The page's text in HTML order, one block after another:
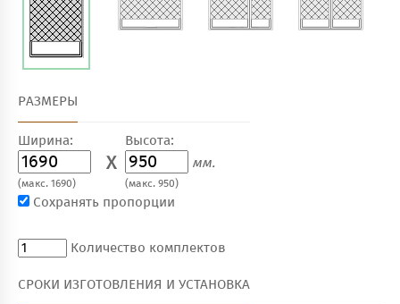
РАЗМЕРЫ
Ширина:
X
(макс. 1690)
Высота:
мм.
(макс. 950)
Сохранять пропорции
Количество комплектов
СРОКИ ИЗГОТОВЛЕНИЯ И УСТАНОВКА